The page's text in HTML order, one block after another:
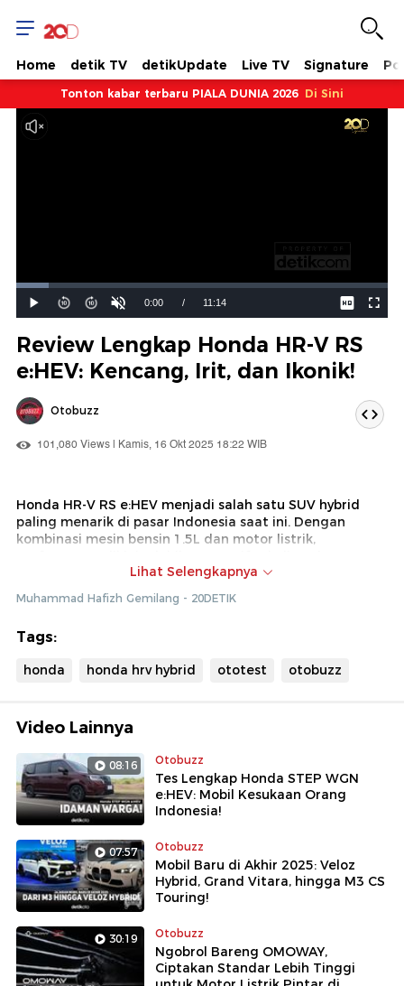
Home detik TV detikUpdate Live TV Signature
Tonton kabar terbaru PIALA DUNIA 2026 Di Sini
Mainkan
Suara
Hidup
Waktu
0:00 / Durasi
11:14
Dimuat:
8.79%
Review Lengkap Honda HR-V RS
e:HEV: Kencang, Irit, dan Ikonik!
Otobuzz
101,080 Views | Kamis, 16 Okt 2025 18:22 WIB
Honda HR-V RS e:HEV menjadi salah satu SUV hybrid
paling menarik di pasar Indonesia saat ini. Dengan
kombinasi mesin bensin 1.5L dan motor listrik,
Dalam video ini, tim detikOto melakukan pengujian
hingga perjalanan jauh Jakarta–Semarang, untuk
Semuanya kami bahas secara objektif dan mendalam.
Tonton ulasan lengkapnya hanya di channel YouTube
detikOto dan 20detik, dan cari tahu apakah Honda HR-V
RS e:HEV benar-benar pantas disebut SUV hybrid terbaik
di kelasnya!
Lihat Selengkapnya
Muhammad Hafizh Gemilang - 20DETIK
Tags:
honda honda hrv hybrid ototest otobuzz
Video Lainnya
08:16 Otobuzz
Tes Lengkap Honda STEP WGN
e:HEV: Mobil Kesukaan Orang
Indonesia!
07:57 Otobuzz
Mobil Baru di Akhir 2025: Veloz
Hybrid, Grand Vitara, hingga M3 CS
Touring!
30:19 Otobuzz
Ngobrol Bareng OMOWAY,
Ciptakan Standar Lebih Tinggi